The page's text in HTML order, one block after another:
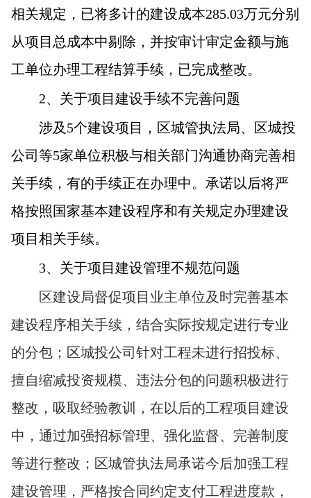
相关规定，已将多计的建设成本285.03万元分别
从项目总成本中剔除，并按审计审定金额与施
工单位办理工程结算手续，已完成整改。
2、关于项目建设手续不完善问题
涉及5个建设项目，区城管执法局、区城投
公司等5家单位积极与相关部门沟通协商完善相
关手续，有的手续正在办理中。承诺以后将严
格按照国家基本建设程序和有关规定办理建设
项目相关手续。
3、关于项目建设管理不规范问题
区建设局督促项目业主单位及时完善基本
建设程序相关手续，结合实际按规定进行专业
的分包；区城投公司针对工程未进行招投标、
擅自缩减投资规模、违法分包的问题积极进行
整改，吸取经验教训，在以后的工程项目建设
中，通过加强招标管理、强化监督、完善制度
等进行整改；区城管执法局承诺今后加强工程
建设管理，严格按合同约定支付工程进度款，